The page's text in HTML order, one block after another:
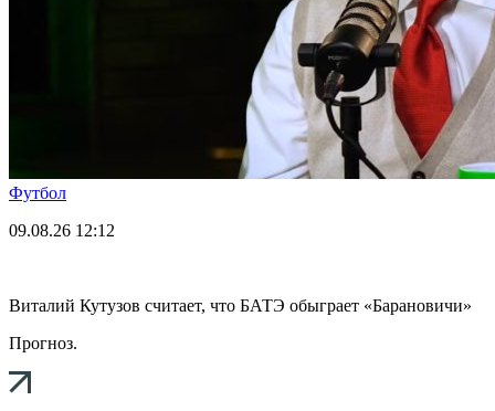
Футбол
09.08.26 12:12
Виталий Кутузов считает, что БАТЭ обыграет «Барановичи»
Прогноз.